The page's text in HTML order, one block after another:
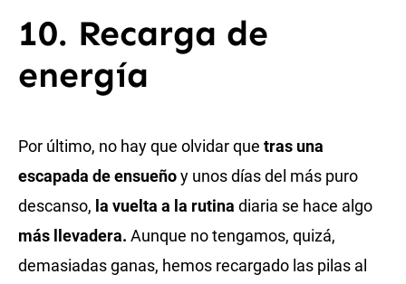
10. Recarga de
energía
Por último, no hay que olvidar que tras una
escapada de ensueñoy unos días del más puro
descanso, la vuelta a la rutina diaria se hace algo
más llevadera. Aunque no tengamos, quizá,
demasiadas ganas, hemos recargado las pilas al